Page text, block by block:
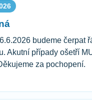
budeme čerpat
Akutní případy ošetří
za pochopení.